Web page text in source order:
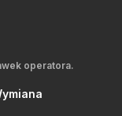
operatora.